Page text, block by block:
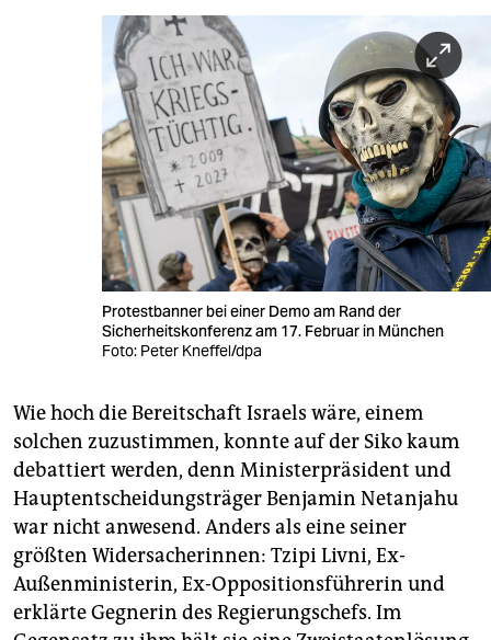
Protestbanner bei einer Demo am Rand der
Sicherheitskonferenz am 17. Februar in München
Foto: Peter Kneffel/dpa
Wie hoch die Bereitschaft Israels wäre, einem
solchen zuzustimmen, konnte auf der Siko kaum
debattiert werden, denn Ministerpräsident und
Hauptentscheidungsträger Benjamin Netanjahu
war nicht anwesend. Anders als eine seiner
größten Widersacherinnen: Tzipi Livni, Ex-
Außenministerin, Ex-Oppositionsführerin und
erklärte Gegnerin des Regierungschefs. Im